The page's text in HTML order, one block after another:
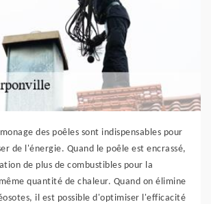
des poêles sont indispensables pour
de l'énergie. Quand le poêle est encrassé,
de plus de combustibles pour la
quantité de chaleur. Quand on élimine
il est possible d'optimiser l'efficacité